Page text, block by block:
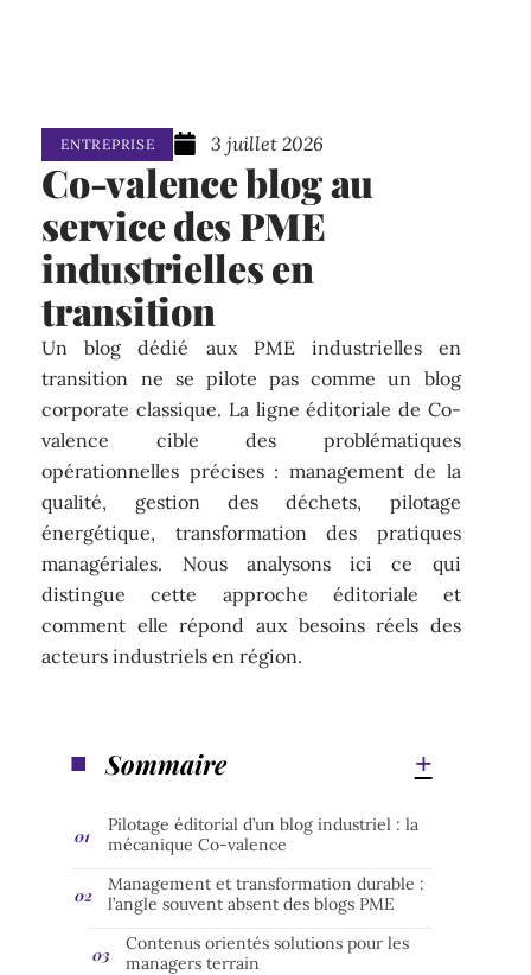
ENTREPRISE 3 juillet 2026
Co-valence blog au
service des PME
industrielles en
transition
Un blog dédié aux PME industrielles en
transition ne se pilote pas comme un blog
corporate classique. La ligne éditoriale de Co-
valence cible des problématiques
opérationnelles précises : management de la
qualité, gestion des déchets, pilotage
énergétique, transformation des pratiques
managériales. Nous analysons ici ce qui
distingue cette approche éditoriale et
comment elle répond aux besoins réels des
acteurs industriels en région.
Sommaire
Pilotage éditorial d’un blog industriel : la
mécanique Co-valence
Management et transformation durable :
l’angle souvent absent des blogs PME
Contenus orientés solutions pour les
managers terrain